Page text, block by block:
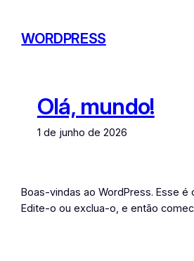
WORDPRESS
Olá, mundo!
1 de junho de 2026
Boas-vindas ao WordPress. Esse é
Edite-o ou exclua-o, e então